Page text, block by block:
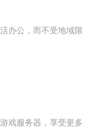
办公，而不受地域限
戏服务器，享受更多